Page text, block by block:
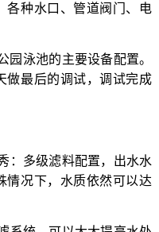
各种水口、管道阀门、电
园泳池的主要设备配置。
做最后的调试，调试完成
：多级滤料配置，出水水
情况下，水质依然可以达